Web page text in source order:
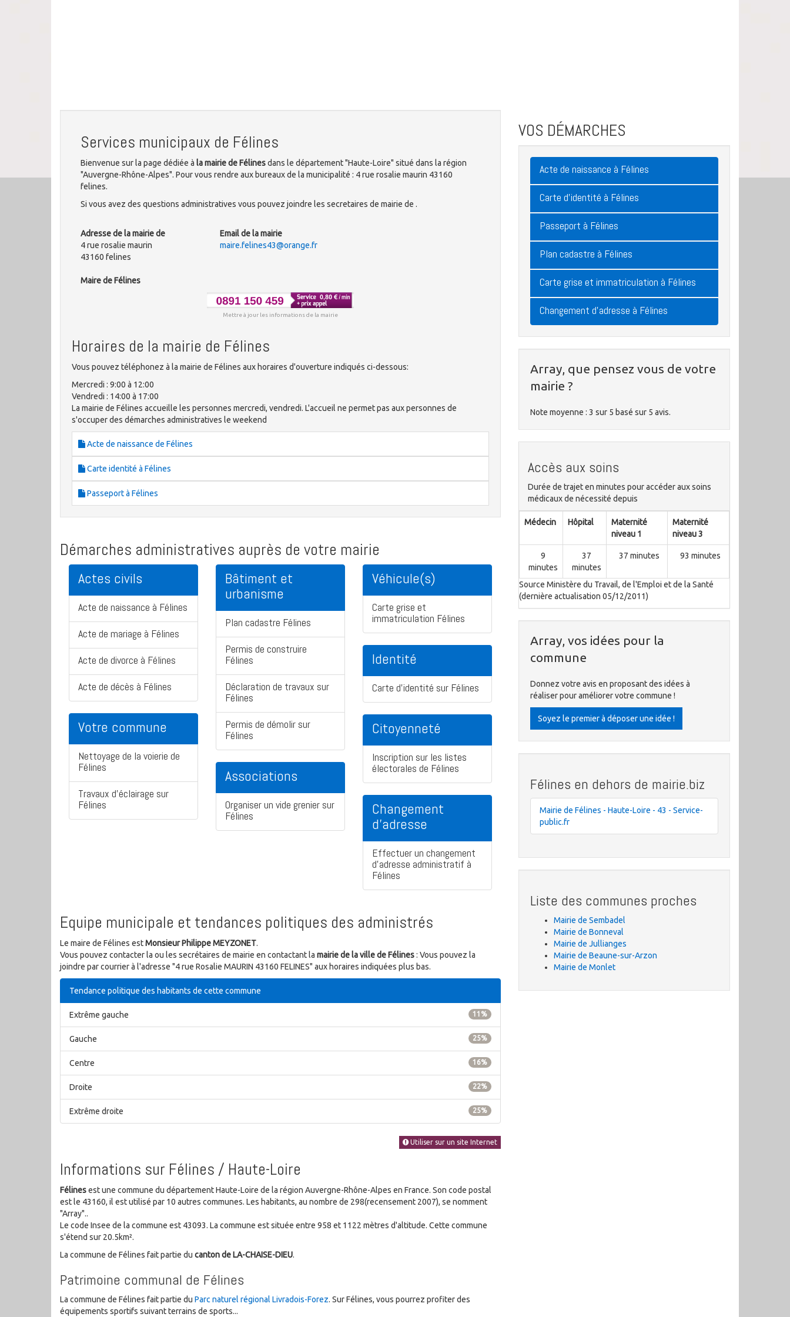
Services municipaux de Félines
Bienvenue sur la page dédiée à la mairie de Félinesdans le département "Haute-Loire" situé dans la région
"Auvergne-Rhône-Alpes". Pour vous rendre aux bureaux de la municipalité : 4 rue rosalie maurin 43160
felines.
Si vous avez des questions administratives vous pouvez joindre les secretaires de mairie de .
Adresse de la mairie de
4 rue rosalie maurin
43160 felines
Maire de Félines
Email de la mairie
maire.felines43@orange.fr
Mettre à jour les informations de la mairie
Horaires de la mairie de Félines
Vous pouvez téléphonez à la mairie de Félines aux horaires d'ouverture indiqués ci-dessous:
Mercredi : 9:00 à 12:00
Vendredi : 14:00 à 17:00
La mairie de Félines accueille les personnes mercredi, vendredi. L'accueil ne permet pas aux personnes de
s'occuper des démarches administratives le weekend
Acte de naissance de Félines
Carte identité à Félines
Passeport à Félines
Démarches administratives auprès de votre mairie
Actes civils
Acte de naissance à Félines
Acte de mariage à Félines
Acte de divorce à Félines
Acte de décès à Félines
Votre commune
Nettoyage de la voierie de
Félines
Travaux d'éclairage sur
Félines
Bâtiment et
urbanisme
Plan cadastre Félines
Permis de construire
Félines
Déclaration de travaux sur
Félines
Permis de démolir sur
Félines
Associations
Organiser un vide grenier sur
Félines
Véhicule(s)
Carte grise et
immatriculation Félines
Identité
Carte d'identité sur Félines
Citoyenneté
Inscription sur les listes
électorales de Félines
Changement
d'adresse
Effectuer un changement
d'adresse administratif à
Félines
Equipe municipale et tendances politiques des administrés
Le maire de Félines estMonsieur Philippe MEYZONET.
Vous pouvez contacter la ou les secrétaires de mairie en contactant la mairie de la ville de Félines: Vous pouvez la
joindre par courrier à l'adresse "4 rue Rosalie MAURIN 43160 FELINES" aux horaires indiquées plus bas.
Tendance politique des habitants de cette commune
11%
Extrême gauche
25%
Gauche
16%
Centre
22%
Droite
25%
Extrême droite
Utiliser sur un site Internet
Informations sur Félines / Haute-Loire
Félinesest une commune du département Haute-Loire de la région Auvergne-Rhône-Alpes en France. Son code postal
est le 43160, il est utilisé par 10 autres communes. Les habitants, au nombre de 298(recensement 2007), se nomment
"Array"..
Le code Insee de la commune est 43093. La commune est située entre 958 et 1122 mètres d'altitude. Cette commune
s'étend sur 20.5km².
La commune de Félines fait partie du canton de LA-CHAISE-DIEU.
Patrimoine communal de Félines
La commune de Félines fait partie du Parc naturel régional Livradois-Forez. Sur Félines, vous pourrez profiter des
équipements sportifs suivant terrains de sports...
VOS DÉMARCHES
Acte de naissance à Félines
Carte d'identité à Félines
Passeport à Félines
Plan cadastre à Félines
Carte grise et immatriculation à Félines
Changement d'adresse à Félines
Array, que pensez vous de votre
mairie ?
Note moyenne : 3 sur 5 basé sur 5 avis.
Accès aux soins
Durée de trajet en minutes pour accéder aux soins
médicaux de nécessité depuis
Médecin Hôpital
Maternité
niveau 1
Maternité
niveau 3
9
minutes
37
minutes
37 minutes 93 minutes
Source Ministère du Travail, de l'Emploi et de la Santé
(dernière actualisation 05/12/2011)
Array, vos idées pour la
commune
Donnez votre avis en proposant des idées à
réaliser pour améliorer votre commune !
Soyez le premier à déposer une idée !
Félines en dehors de mairie.biz
Mairie de Félines - Haute-Loire - 43 - Service-
public.fr
Liste des communes proches
Mairie de Sembadel
Mairie de Bonneval
Mairie de Jullianges
Mairie de Beaune-sur-Arzon
Mairie de Monlet